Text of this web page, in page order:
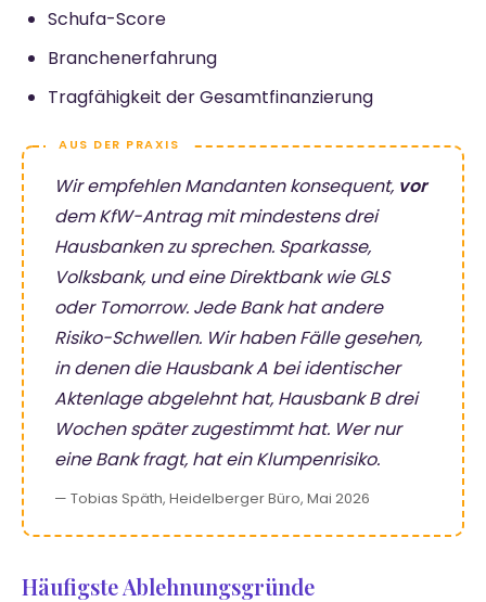
Schufa-Score
Branchenerfahrung
Tragfähigkeit der Gesamtfinanzierung
Wir empfehlen Mandanten konsequent, vor
dem KfW-Antrag mitmindestens drei
Hausbankenzu sprechen. Sparkasse,
Volksbank, und eine Direktbank wie GLS
oder Tomorrow. Jede Bank hat andere
Risiko-Schwellen. Wir haben Fälle gesehen,
in denen die Hausbank A bei identischer
Aktenlage abgelehnt hat, Hausbank B drei
Wochen später zugestimmt hat. Wer nur
eine Bank fragt, hat ein Klumpenrisiko.
— Tobias Späth, Heidelberger Büro, Mai 2026
Häufigste Ablehnungsgründe